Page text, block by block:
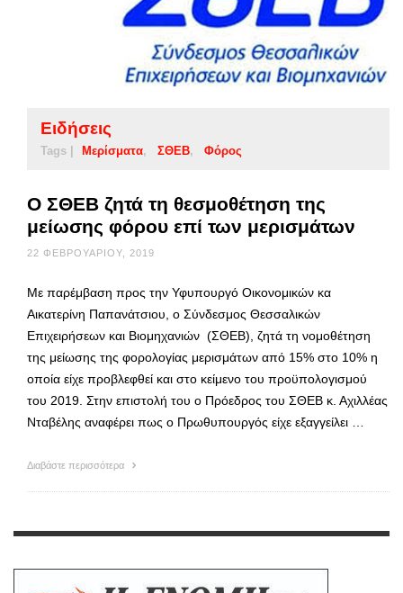
Ειδήσεις
Tags | Μερίσματα ΣΘΕΒ Φόρος
Ο ΣΘΕΒ ζητά τη θεσμοθέτηση της
μείωσης φόρου επί των μερισμάτων
22 ΦΕΒΡΟΥΑΡΊΟΥ, 2019
Με παρέμβαση προς την Υφυπουργό Οικονομικών κα
Αικατερίνη Παπανάτσιου, ο Σύνδεσμος Θεσσαλικών
Επιχειρήσεων και Βιομηχανιών (ΣΘΕΒ), ζητά τη νομοθέτηση
της μείωσης της φορολογίας μερισμάτων από 15% στο 10% η
οποία είχε προβλεφθεί και στο κείμενο του προϋπολογισμού
του 2019. Στην επιστολή του ο Πρόεδρος του ΣΘΕΒ κ. Αχιλλέας
Νταβέλης αναφέρει πως ο Πρωθυπουργός είχε εξαγγείλει …
Διαβάστε περισσότερα